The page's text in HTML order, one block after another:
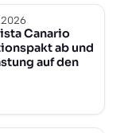
Canario
ab und
auf den